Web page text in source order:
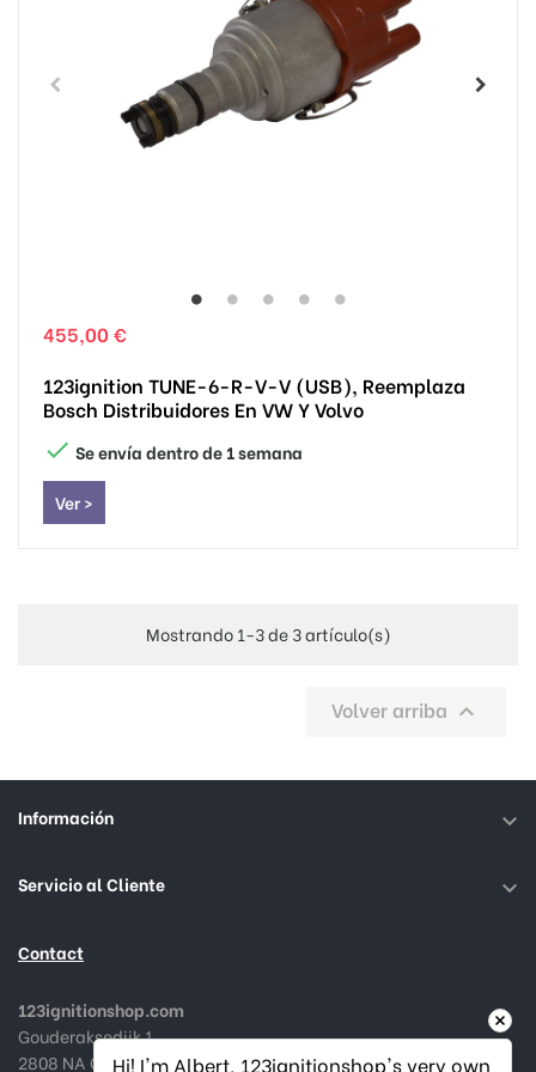
455,00 €
123ignition TUNE-6-R-V-V (USB), Reemplaza
Bosch Distribuidores En VW Y Volvo
 Se envía dentro de 1 semana
Ver >
Mostrando 1-3 de 3 artículo(s)
Volver arriba 
Información 
Servicio al Cliente 
Contact
123ignitionshop.com
Gouderaksedijk 1
2808 NA Gouda, Nederland
Hi! I'm Albert, 123ignitionshop's very own